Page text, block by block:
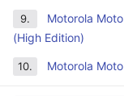
9.
Motorola
(High Edition)
10. Motorola